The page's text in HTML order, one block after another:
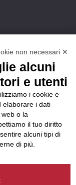
non necessari ✕
alcuni
e utenti
i cookie e
elaborare i dati
o la
il tuo diritto
alcuni tipi di
di più.